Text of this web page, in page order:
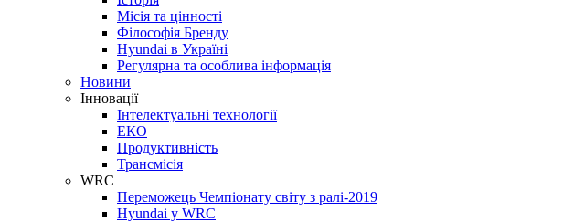
Місія та цінності
Філософія Бренду
Hyundai в Україні
Регулярна та особлива інформація
Новини
Інновації
Інтелектуальні технології
ЕКО
Продуктивність
Трансмісія
WRC
Переможець Чемпіонату світу з ралі-2019
Hyundai у WRC